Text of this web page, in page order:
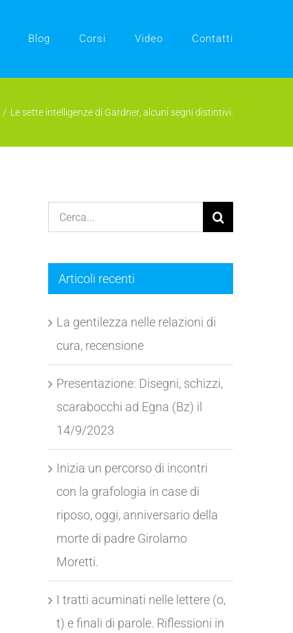
Blog Corsi Video Contatti
Le sette intelligenze di Gardner, alcuni segni distintivi.
Cerca
per:
Articoli recenti
La gentilezza nelle relazioni di
cura, recensione
Presentazione: Disegni, schizzi,
scarabocchi ad Egna (Bz) il
14/9/2023
Inizia un percorso di incontri
con la grafologia in case di
riposo, oggi, anniversario della
morte di padre Girolamo
Moretti.
I tratti acuminati nelle lettere (o,
t) e finali di parole. Riflessioni in